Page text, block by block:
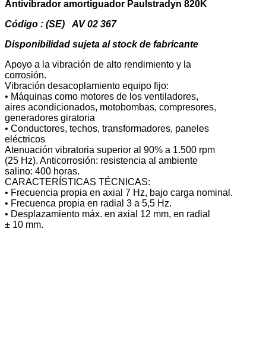
Antivibrador amortiguador Paulstradyn 820K
Código : (SE) AV 02 367
Disponibilidad sujeta al stock de fabricante
Apoyo a la vibración de alto rendimiento y la
corrosión.
Vibración desacoplamiento equipo fijo:
• Máquinas como motores de los ventiladores,
aires acondicionados, motobombas, compresores,
generadores giratoria
• Conductores, techos, transformadores, paneles
eléctricos
Atenuación vibratoria superior al 90% a 1.500 rpm
(25 Hz). Anticorrosión: resistencia al ambiente
salino: 400 horas.
CARACTERÍSTICAS TÉCNICAS:
• Frecuencia propia en axial 7 Hz, bajo carga nominal.
• Frecuenca propia en radial 3 a 5,5 Hz.
• Desplazamiento máx. en axial 12 mm, en radial
± 10 mm.